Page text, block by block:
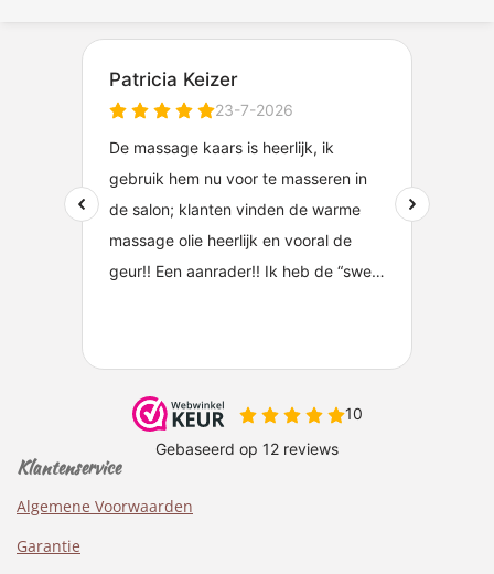
Klantenservice
Algemene Voorwaarden
Garantie